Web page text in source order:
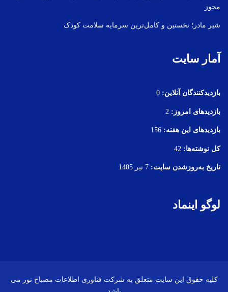
مجوز
شیر مادر؛ نخستین و کامل‌ترین سرمایه سلامت کودک
آمار سایت
بازدیدکنندگان آنلاین: 0
بازدیدهای امروز: 2
بازدیدهای این هفته: 156
کل نوشته‌ها: 42
تاریخ به‌روزشدن سایت: 7 تیر 1405
لوگو اینماد
کلیه حقوق این سایت متعلق به شرکت فناوری اطلاعات مصباح نور می